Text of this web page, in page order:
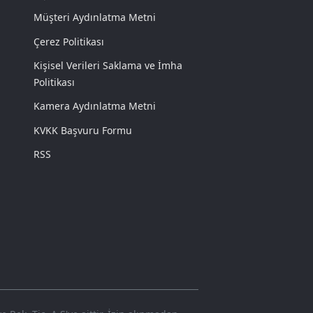
Müşteri Aydınlatma Metni
Çerez Politikası
Kişisel Verileri Saklama ve İmha
Politikası
Kamera Aydınlatma Metni
KVKK Başvuru Formu
RSS